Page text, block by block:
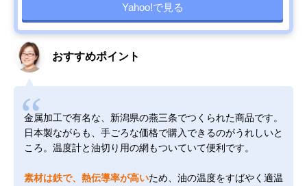
Yahoo!で見る
おすすめポイント
金属加工で有名な、新潟県の燕三条でつくられた商品です。
日本製ながらも、手ごろな価格で購入できるのがうれしいと
ころ。温度計と油切り用の網もついていて便利です。
素材は鉄で、熱伝導率が高いため、油の温度をすばやく適温